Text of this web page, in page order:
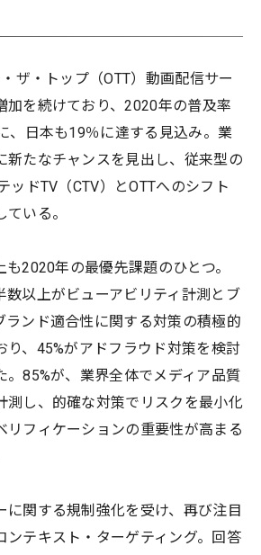
ザ・トップ（OTT）動画配信サー
加を続けており、2020年の普及率
、日本も19％に達する見込み。業
新たなチャンスを見出し、従来型の
ッドTV（CTV）とOTTへのシフト
いる。
2020年の最優先課題のひとつ。
数以上がビューアビリティ計測とブ
ランド適合性に関する対策の積極的
り、45%がアドフラウド対策を検討
。85%が、業界全体でメディア品質
測し、的確な対策でリスクを最小化
リフィケーションの重要性が高まる
に関する規制強化を受け、再び注目
ンテキスト・ターゲティング。回答